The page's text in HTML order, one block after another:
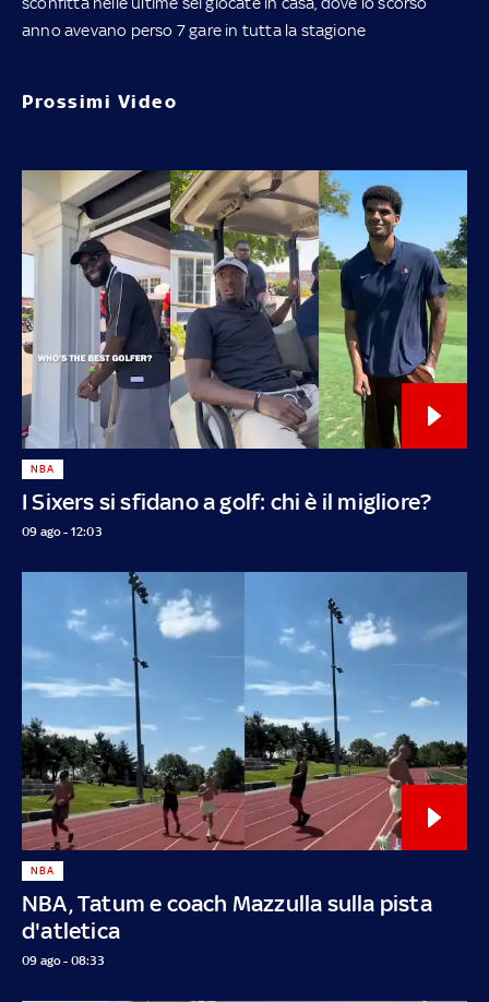
anno avevano perso 7 gare in tutta la stagione
Prossimi Video
I Sixers si sfidano a golf: chi è il migliore?
NBA
09 ago - 12:03
NBA, Tatum e coach Mazzulla sulla pista
d'atletica
NBA
09 ago - 08:33